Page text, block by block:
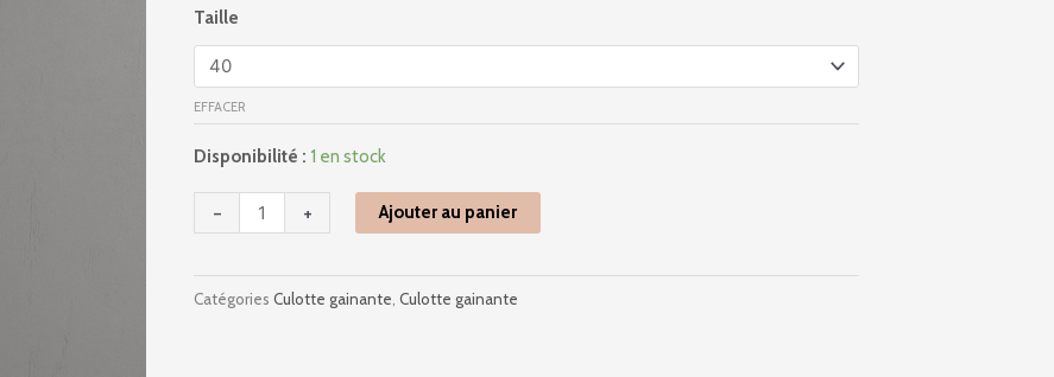
Taille
EFFACER
Disponibilité : 1 en stock
-
de
1849
-
Safina
Sable
+ Ajouter au panier
Catégories Culotte gainante Culotte gainante